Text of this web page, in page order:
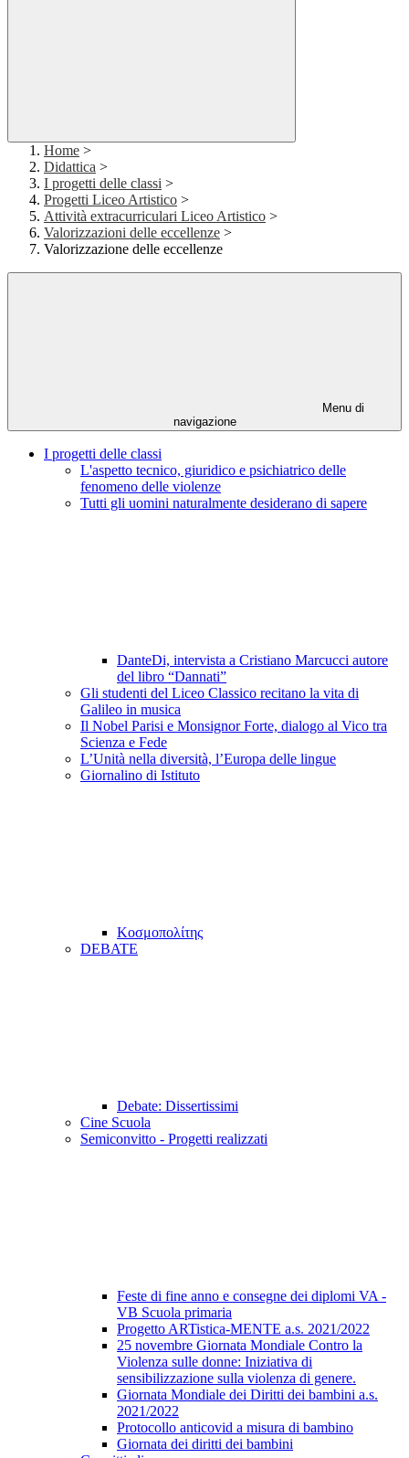
Home >
Didattica >
I progetti delle classi >
Progetti Liceo Artistico >
Attività extracurriculari Liceo Artistico >
Valorizzazioni delle eccellenze >
Valorizzazione delle eccellenze
Menu di
navigazione
I progetti delle classi
L'aspetto tecnico, giuridico e psichiatrico delle
fenomeno delle violenze
Tutti gli uomini naturalmente desiderano di sapere
DanteDi, intervista a Cristiano Marcucci autore
del libro “Dannati”
Gli studenti del Liceo Classico recitano la vita di
Galileo in musica
Il Nobel Parisi e Monsignor Forte, dialogo al Vico tra
Scienza e Fede
L’Unità nella diversità, l’Europa delle lingue
Giornalino di Istituto
Κοσμοπολίτης
DEBATE
Debate: Dissertissimi
Cine Scuola
Semiconvitto - Progetti realizzati
Feste di fine anno e consegne dei diplomi VA -
VB Scuola primaria
Progetto ARTistica-MENTE a.s. 2021/2022
25 novembre Giornata Mondiale Contro la
Violenza sulle donne: Iniziativa di
sensibilizzazione sulla violenza di genere.
Giornata Mondiale dei Diritti dei bambini a.s.
2021/2022
Protocollo anticovid a misura di bambino
Giornata dei diritti dei bambini